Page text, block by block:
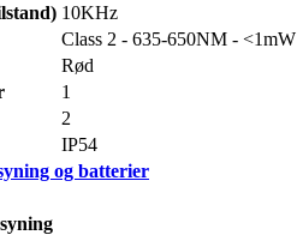
10KHz
Class 2 - 635-650NM - <1mW
Rød
1
2
IP54
og batterier